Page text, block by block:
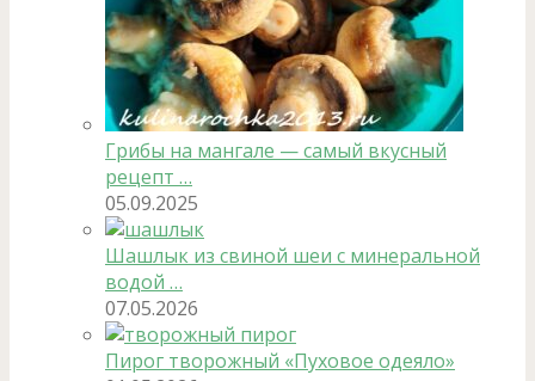
Грибы на мангале — самый вкусный
рецепт …
05.09.2025
Шашлык из свиной шеи с минеральной
водой …
07.05.2026
Пирог творожный «Пуховое одеяло»